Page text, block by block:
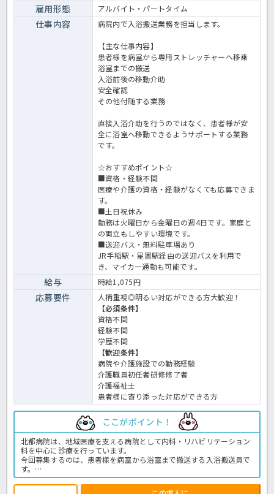
雇用形態 アルバイト・パートタイム
仕事内容 病院内で入浴搬送業務を担当します。
【主な仕事内容】
患者様を病室から専用ストレッチャーへ移乗
浴室までの搬送
入浴前後の移動介助
安全確認
その他付随する業務
直接入浴介助を行うのではなく、患者様が安
全に浴室へ移動できるようサポートする業務
です。
☆おすすめポイント☆
■資格・経験不問
医療や介護の資格・経験がなくても応募できま
す。
■土日祝休み
勤務は火曜日から金曜日の週4日です。家庭と
の両立もしやすい環境です。
■送迎バス・無料駐車場あり
JR手稲駅・星置駅経由の送迎バスを利用で
き、マイカー通勤も可能です。
給与 時給1,075円
応募要件
人柄重視◎明るい対応ができる方大歓迎！
【必須条件】
資格不問
経験不問
学歴不問
【歓迎条件】
病院や介護施設での勤務経験
介護職員初任者研修修了者
介護福祉士
患者様に寄り添った対応ができる方
ここがポイント！
北都病院は、地域医療を支える病院として内科・リハビリテーション
科を中心に診療を行っています。
今回募集するのは、患者様を病室から浴室まで搬送する入浴搬送員で
す。
資格や経験は問いません。患者様が安心して入浴できるようサポート
する役割を担います。